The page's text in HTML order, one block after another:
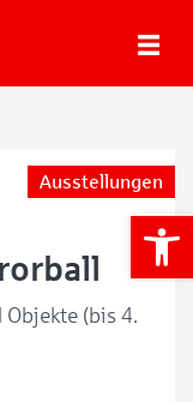
Ausstellungen
Objekte (bis 4.